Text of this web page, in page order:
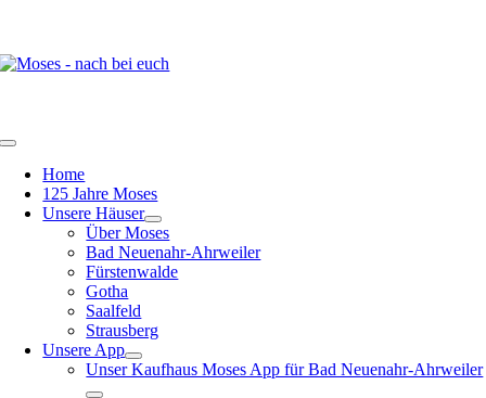
Zum
Toggle
NavigationHome
125 Jahre Moses
Unsere Häuser
Über Moses
Bad Neuenahr-Ahrweiler
Fürstenwalde
Gotha
Saalfeld
Strausberg
Unsere App
Unser Kaufhaus Moses App für Bad Neuenahr-Ahrweiler